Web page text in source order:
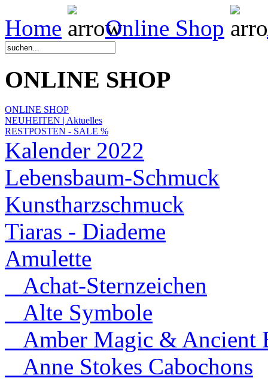
Home Online Shop
ONLINE SHOP
ONLINE SHOP
NEUHEITEN | Aktuelles
RESTPOSTEN - SALE %
Kalender 2022
Lebensbaum-Schmuck
Kunstharzschmuck
Tiaras - Diademe
Amulette
Achat-Sternzeichen
Alte Symbole
Amber Magic & Ancient
Anne Stokes Cabochons